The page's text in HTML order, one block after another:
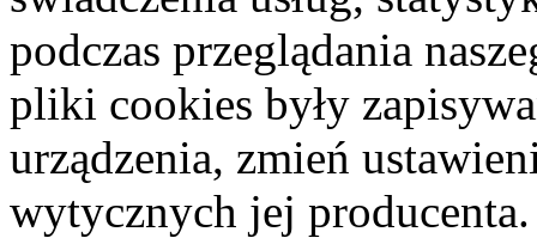
podczas przeglądania
pliki cookies były
urządzenia, zmień
wytycznych jej producenta.